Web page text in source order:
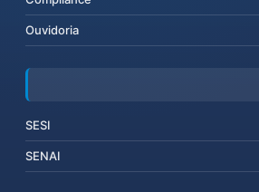
Ouvidoria
SESI
SENAI